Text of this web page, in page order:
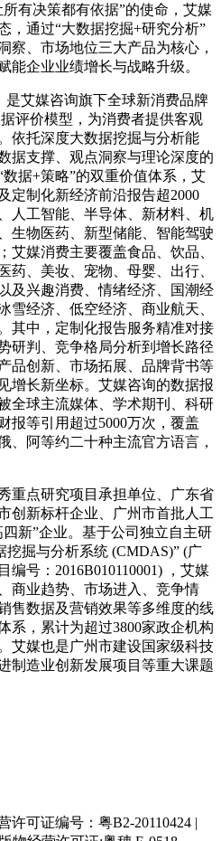
有决策都有依据”的使命，艾媒
，通过“大数据挖掘+研究分析”
察、市场地位三大产品为核心，
能企业业绩增长与战略升级。
是艾媒咨询旗下全球新消费品牌
评价模型，为消费者提供客观
依托深度大数据挖掘与分析能
据支撑、观点洞察与理论深度的
据+策略”的双重价值体系，艾
定制化新经济前沿报告超2000
人工智能、半导体、新材料、机
生物医药、新型储能、智能驾驶
艾媒消费主要覆盖食品、饮品、
药、美妆、宠物、母婴、出行、
及兴趣消费、情绪经济、国潮经
雪经济、低空经济、商业航天、
其中，定制化报告服务精准对接
研判、竞争格局分析到增长路径
品创新、市场拓展、品牌背书等
增长新坐标。艾媒咨询的数据报
全球主流媒体、学术期刊、科研
报等引用超过5000万次，覆盖
、阿等约二十种主流官方语言，
重点研究项目承担单位、广东省
创新标杆企业、广州市首批人工
新”企业。基于公司独立自主研
挖掘与分析系统 (CMDAS)” (广
号：2016B010110001) ，艾媒
商业趋势、市场进入、竞争情
售数据及营销效果等多维度的线
系，累计为超过3800家政企机构
艾媒也是广州市建设国家级科技
制造业创新发展项目等重大课题
许可证编号：粤B2-20110424 |